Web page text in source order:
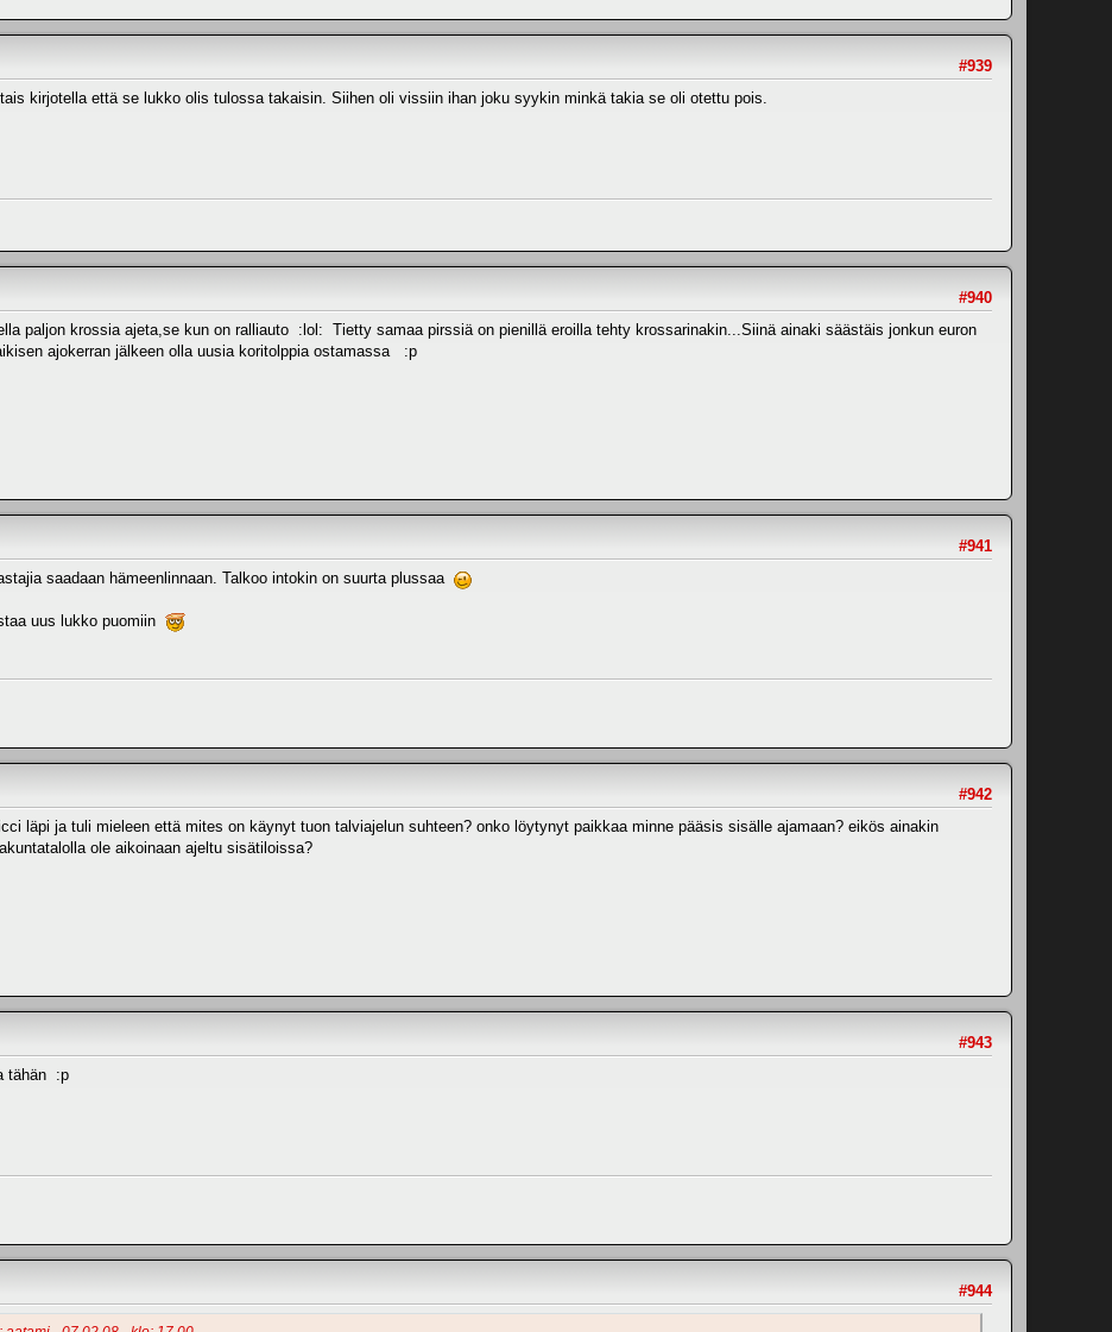
#939
kirjotella että se lukko olis tulossa takaisin. Siihen oli vissiin ihan joku syykin minkä takia se oli otettu pois.
#940
paljon krossia ajeta,se kun on ralliauto :lol: Tietty samaa pirssiä on pienillä eroilla tehty krossarinakin...Siinä ainaki säästäis jonkun euron
ajokerran jälkeen olla uusia koritolppia ostamassa :p
#941
saadaan hämeenlinnaan. Talkoo intokin on suurta plussaa
uus lukko puomiin
#942
läpi ja tuli mieleen että mites on käynyt tuon talviajelun suhteen? onko löytynyt paikkaa minne pääsis sisälle ajamaan? eikös ainakin
ole aikoinaan ajeltu sisätiloissa?
#943
tähän :p
#944